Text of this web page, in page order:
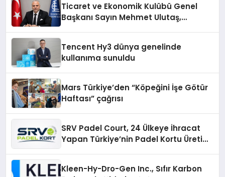
Ticaret ve Ekonomik Kulübü Genel
Başkanı Sayın Mehmet Ulutaş,
Tencent Hy3 dünya genelinde
kullanıma sunuldu
Mars Türkiye’den “Köpeğini İşe Götür
Haftası” çağrısı
SRV Padel Court, 24 Ülkeye İhracat
Yapan Türkiye’nin Padel Kortu Üretim
Kleen-Hy-Dro-Gen Inc., Sıfır Karbon